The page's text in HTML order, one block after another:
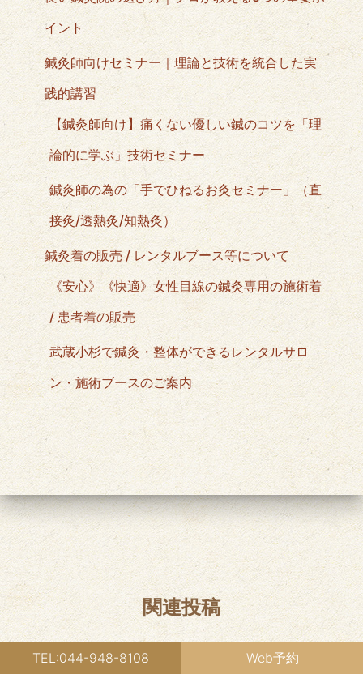
TEL:044-948-8108 Web予約
イント
鍼灸師向けセミナー｜理論と技術を統合した実
践的講習
【鍼灸師向け】痛くない優しい鍼のコツを「理
論的に学ぶ」技術セミナー
鍼灸師の為の「手でひねるお灸セミナー」（直
接灸/透熱灸/知熱灸）
鍼灸着の販売 / レンタルブース等について
《安心》《快適》女性目線の鍼灸専用の施術着
/ 患者着の販売
武蔵小杉で鍼灸・整体ができるレンタルサロ
ン・施術ブースのご案内
関連投稿